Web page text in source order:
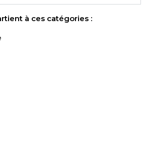
à ces catégories :